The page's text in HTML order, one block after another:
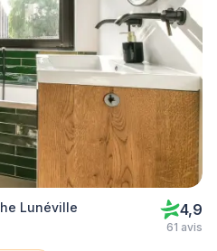
Lunéville 4,9
61 avis